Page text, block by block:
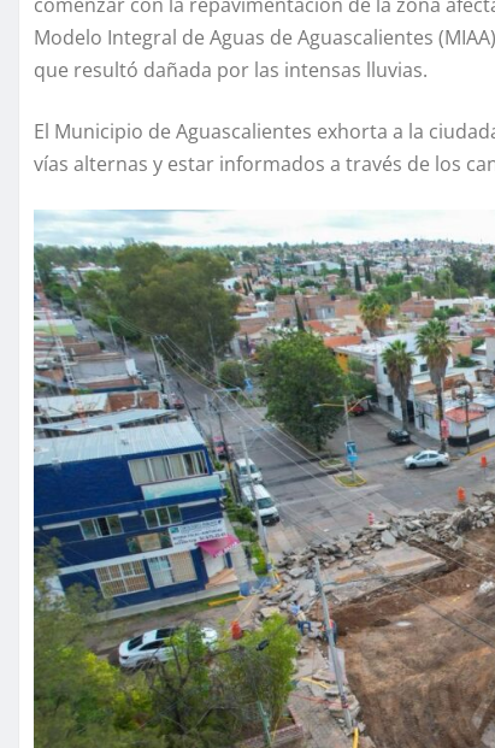
Modelo Integral de Aguas de Aguascalientes
que resultó dañada por las intensas lluvias.
El Municipio de Aguascalientes exhorta a la
vías alternas y estar informados a través de los